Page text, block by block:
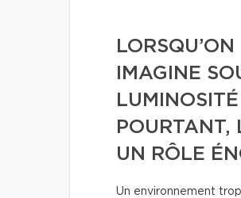
IMAGINE
POURTANT,
UN RÔLE
Un environnement